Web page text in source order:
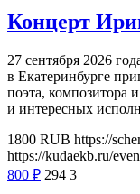
Концерт
27 сентября 2026
в Екатеринбурге
поэта, композитора
и интересных
1800 RUB https://
https://kudaekb.ru/
800 ₽ 294 3